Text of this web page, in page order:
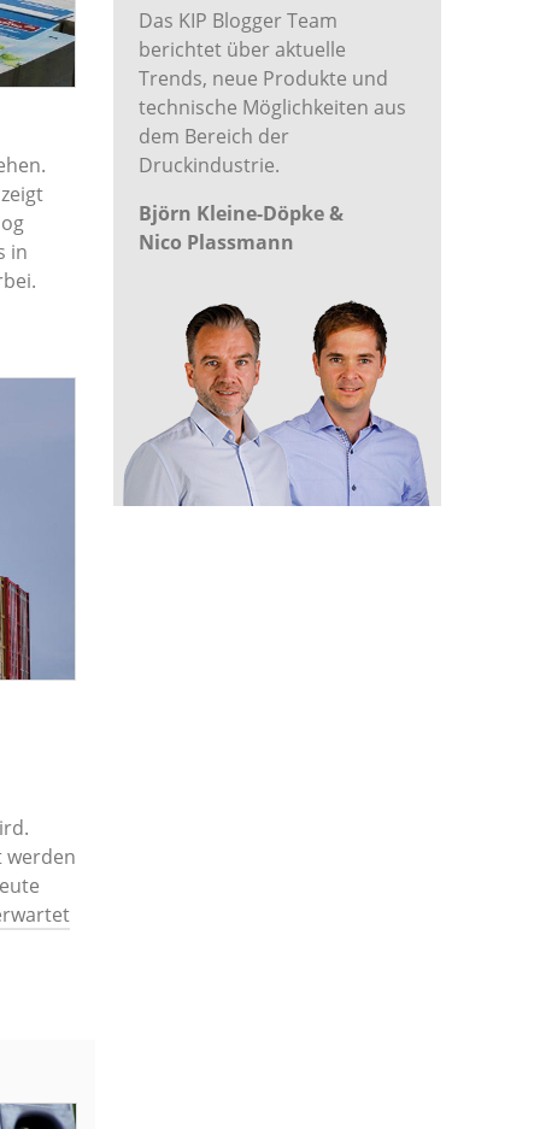
in
werden
Das KIP Blogger Team
berichtet über aktuelle
Trends, neue Produkte und
technische Möglichkeiten aus
dem Bereich der
Druckindustrie.
Björn Kleine-Döpke &
Nico Plassmann